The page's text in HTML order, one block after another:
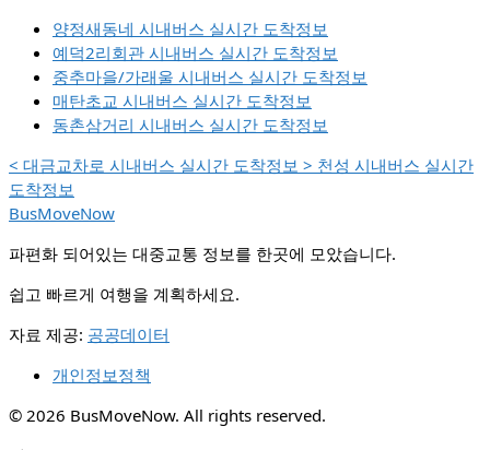
양정새동네 시내버스 실시간 도착정보
예덕2리회관 시내버스 실시간 도착정보
중추마을/가래울 시내버스 실시간 도착정보
매탄초교 시내버스 실시간 도착정보
동촌삼거리 시내버스 실시간 도착정보
< 대금교차로 시내버스 실시간 도착정보 > 천성 시내버스 실시간
도착정보
BusMoveNow
파편화 되어있는 대중교통 정보를 한곳에 모았습니다.
쉽고 빠르게 여행을 계획하세요.
자료 제공: 공공데이터
개인정보정책
© 2026 BusMoveNow. All rights reserved.